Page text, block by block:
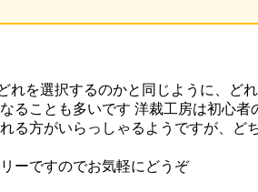
を選択するのかと同じように、ど
ことも多いです 洋裁工房は初心
る方がいらっしゃるようですが、ど
ーですのでお気軽にどうぞ